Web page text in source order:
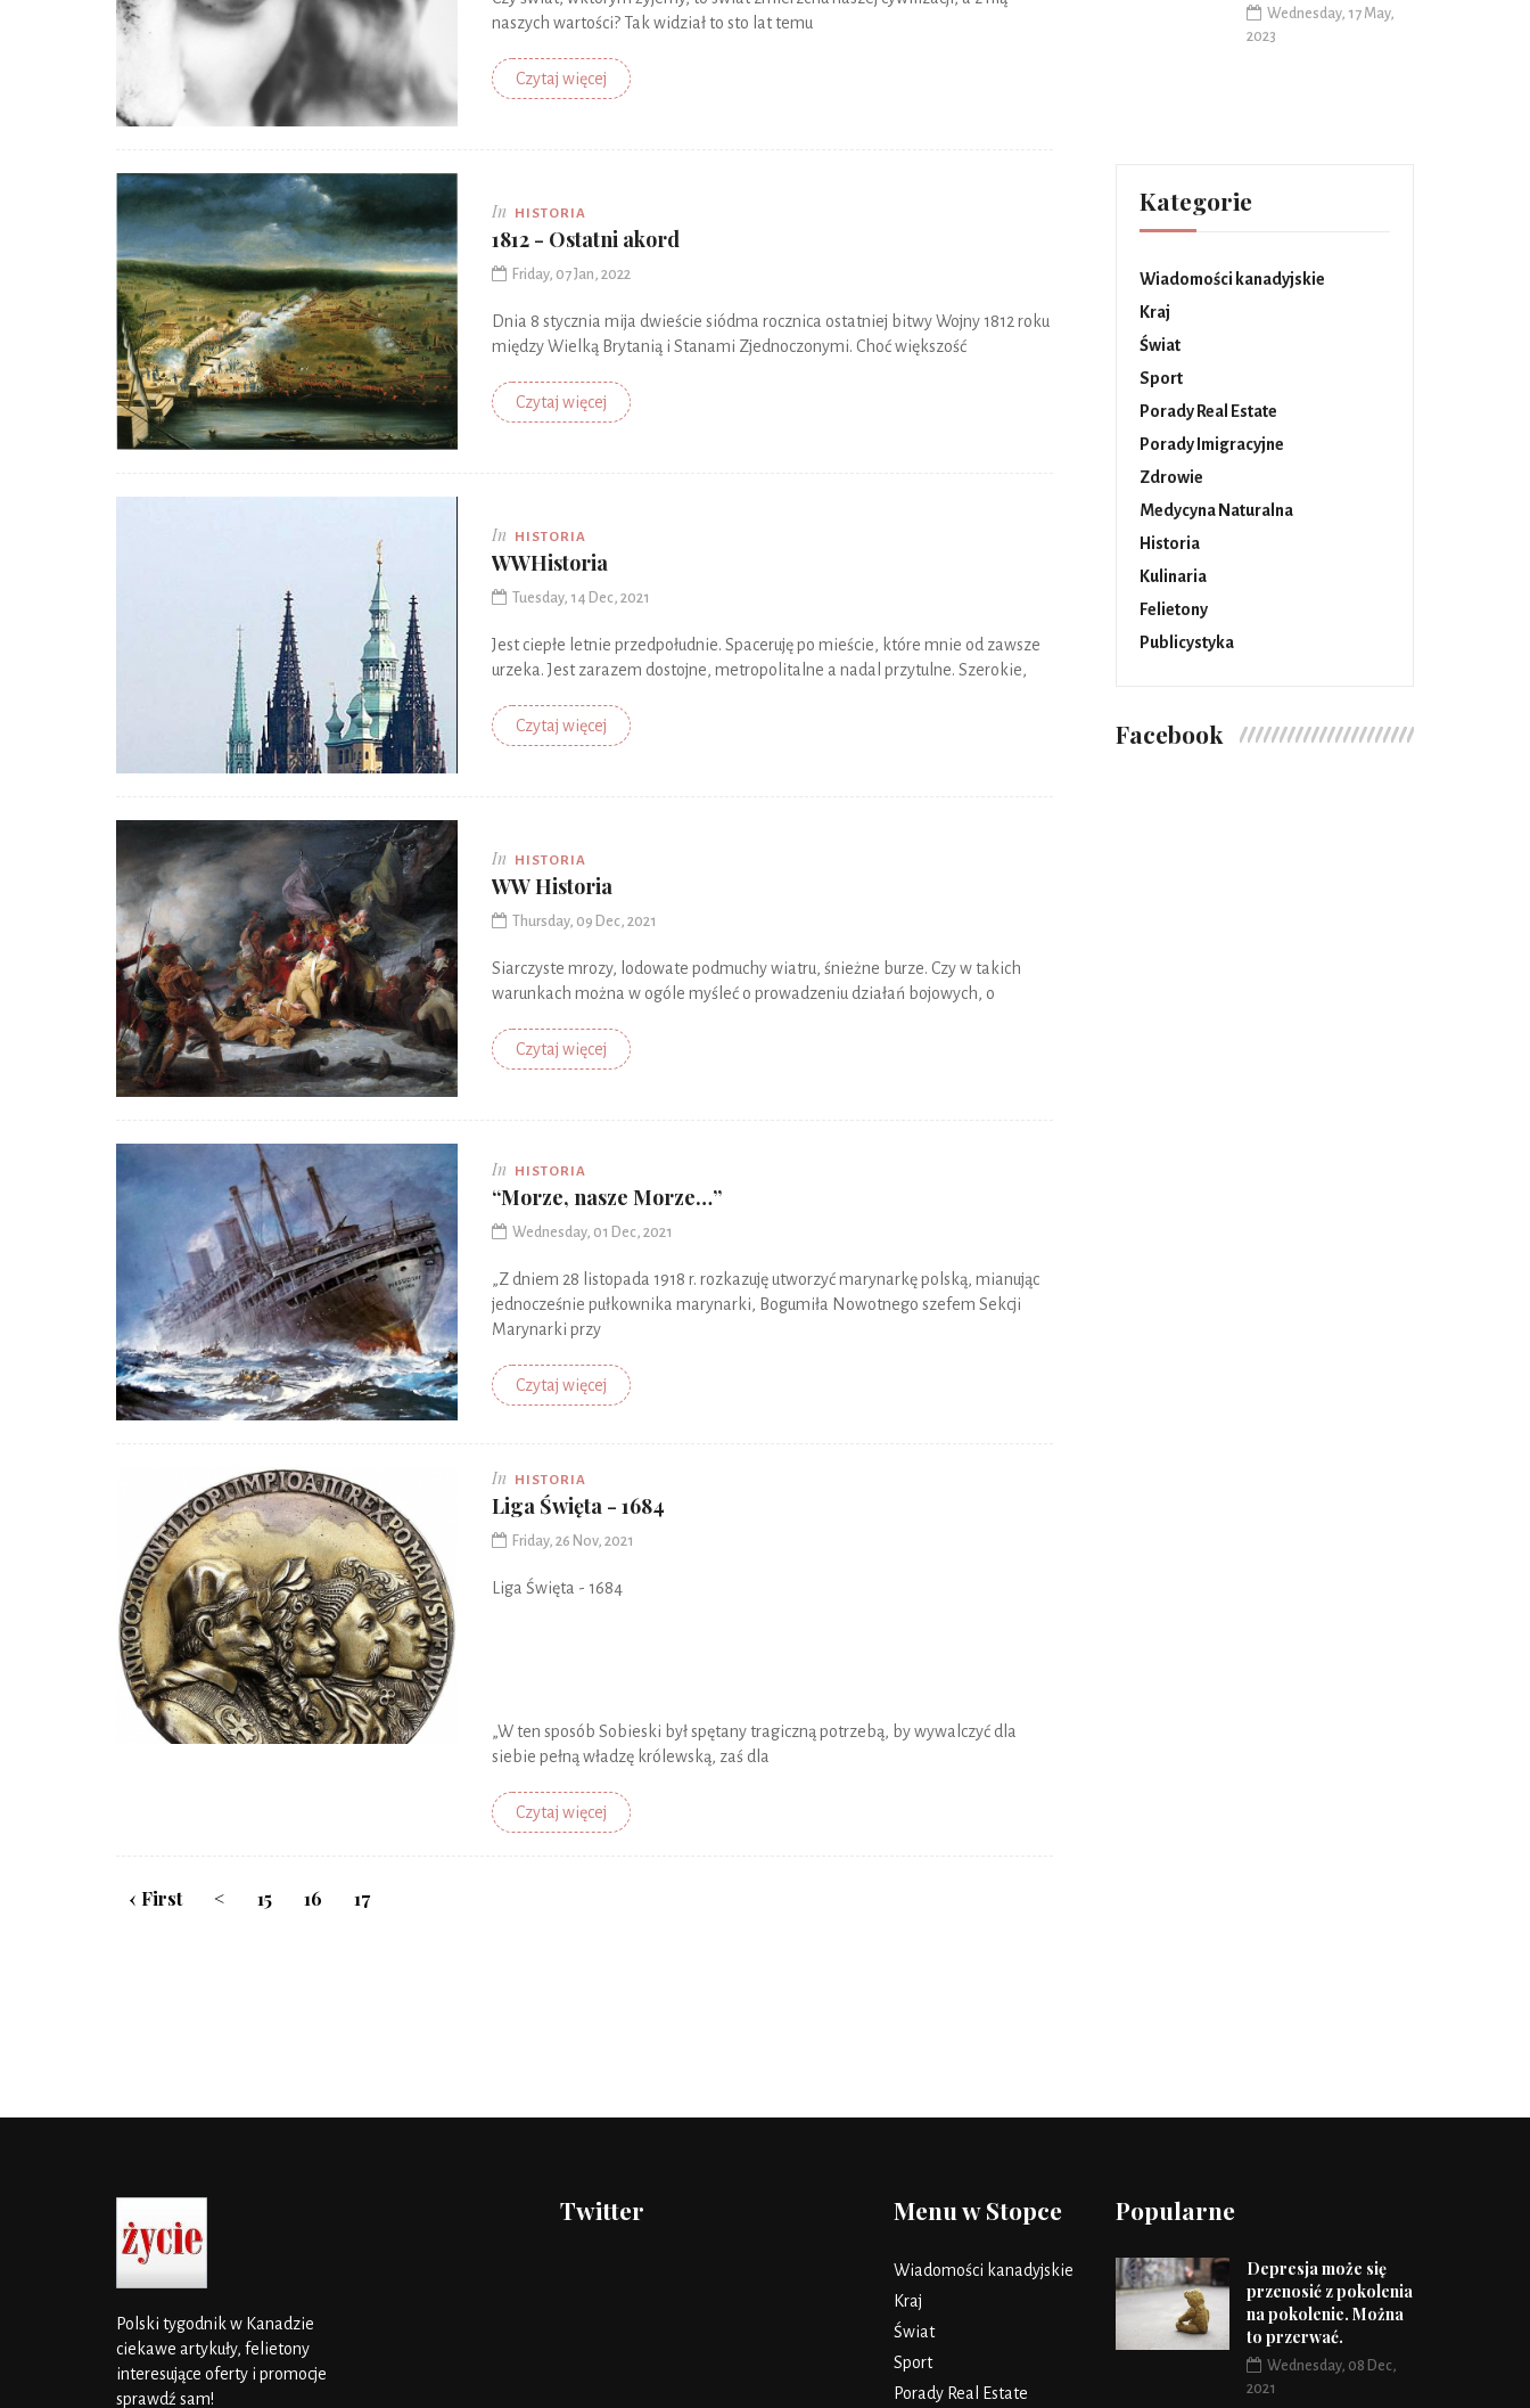
naszych wartości? Tak widział to sto lat temu
Czytaj więcej
In HISTORIA
1812 - Ostatni akord
Friday, 07 Jan, 2022
Dnia 8 stycznia mija dwieście siódma rocznica ostatniej bitwy Wojny 1812 roku
między Wielką Brytanią i Stanami Zjednoczonymi. Choć większość
Czytaj więcej
In HISTORIA
WWHistoria
Tuesday, 14 Dec, 2021
Jest ciepłe letnie przedpołudnie. Spaceruję po mieście, które mnie od zawsze
urzeka. Jest zarazem dostojne, metropolitalne a nadal przytulne. Szerokie,
Czytaj więcej
In HISTORIA
WW Historia
Thursday, 09 Dec, 2021
Siarczyste mrozy, lodowate podmuchy wiatru, śnieżne burze. Czy w takich
warunkach można w ogóle myśleć o prowadzeniu działań bojowych, o
Czytaj więcej
In HISTORIA
“Morze, nasze Morze…”
Wednesday, 01 Dec, 2021
„Z dniem 28 listopada 1918 r. rozkazuję utworzyć marynarkę polską, mianując
jednocześnie pułkownika marynarki, Bogumiła Nowotnego szefem Sekcji
Marynarki przy
Czytaj więcej
In HISTORIA
Liga Święta - 1684
Friday, 26 Nov, 2021
Liga Święta - 1684
„W ten sposób Sobieski był spętany tragiczną potrzebą, by wywalczyć dla
siebie pełną władzę królewską, zaś dla
Czytaj więcej
‹ First < 15 16 17
Wednesday, 17 May,
2023
Kategorie
Wiadomości kanadyjskie
Kraj
Świat
Sport
Porady Real Estate
Porady Imigracyjne
Zdrowie
Medycyna Naturalna
Historia
Kulinaria
Felietony
Publicystyka
Facebook
Polski tygodnik w Kanadzie
ciekawe artykuły, felietony
interesujące oferty i promocje
sprawdź sam!
Twitter Menu w Stopce
Wiadomości kanadyjskie
Kraj
Świat
Sport
Porady Real Estate
Popularne
Depresja może się
przenosić z pokolenia
na pokolenie. Można
to przerwać.
Wednesday, 08 Dec,
2021